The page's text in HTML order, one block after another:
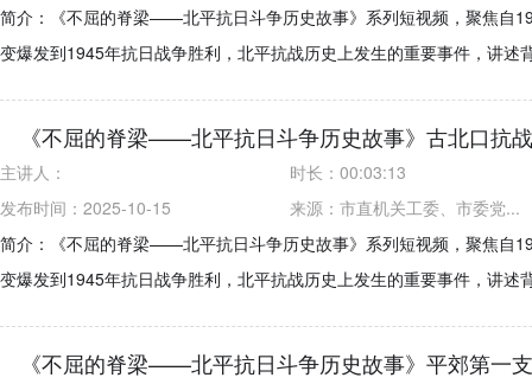
简介：《不屈的脊梁——北平抗日斗争历史故事》系列短视频，聚焦自
变爆发到1945年抗日战争胜利，北平抗战历史上发生的重要事件，讲述
《不屈的脊梁——北平抗日斗争历史故事》古北口抗
主讲人： 时长： 00:03:13
发布时间：2025-10-15
来源： 市直机关工委、市委党...
简介：《不屈的脊梁——北平抗日斗争历史故事》系列短视频，聚焦自
变爆发到1945年抗日战争胜利，北平抗战历史上发生的重要事件，讲述
《不屈的脊梁——北平抗日斗争历史故事》平郊第一